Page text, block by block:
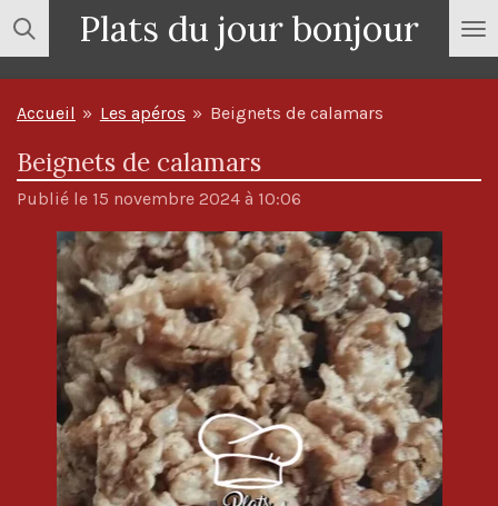
Passer
au
contenu
principal
Plats du jour bonjour
Accueil » Les apéros » Beignets de calamars
Beignets de calamars
Publié le 15 novembre 2024 à 10:06